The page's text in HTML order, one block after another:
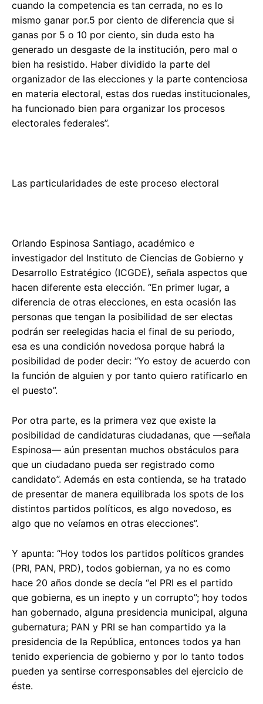
cuando la competencia es tan cerrada, no es lo
mismo ganar por.5 por ciento de diferencia que si
ganas por 5 o 10 por ciento, sin duda esto ha
generado un desgaste de la institución, pero mal o
bien ha resistido. Haber dividido la parte del
organizador de las elecciones y la parte contenciosa
en materia electoral, estas dos ruedas institucionales,
ha funcionado bien para organizar los procesos
electorales federales”.
Las particularidades de este proceso electoral
Orlando Espinosa Santiago, académico e
investigador del Instituto de Ciencias de Gobierno y
Desarrollo Estratégico (ICGDE), señala aspectos que
hacen diferente esta elección. “En primer lugar, a
diferencia de otras elecciones, en esta ocasión las
personas que tengan la posibilidad de ser electas
podrán ser reelegidas hacia el final de su periodo,
esa es una condición novedosa porque habrá la
posibilidad de poder decir: “Yo estoy de acuerdo con
la función de alguien y por tanto quiero ratificarlo en
el puesto”.
Por otra parte, es la primera vez que existe la
posibilidad de candidaturas ciudadanas, que —señala
Espinosa— aún presentan muchos obstáculos para
que un ciudadano pueda ser registrado como
candidato”. Además en esta contienda, se ha tratado
de presentar de manera equilibrada los spots de los
distintos partidos políticos, es algo novedoso, es
algo que no veíamos en otras elecciones”.
Y apunta: “Hoy todos los partidos políticos grandes
(PRI, PAN, PRD), todos gobiernan, ya no es como
hace 20 años donde se decía “el PRI es el partido
que gobierna, es un inepto y un corrupto”; hoy todos
han gobernado, alguna presidencia municipal, alguna
gubernatura; PAN y PRI se han compartido ya la
presidencia de la República, entonces todos ya han
tenido experiencia de gobierno y por lo tanto todos
pueden ya sentirse corresponsables del ejercicio de
éste.